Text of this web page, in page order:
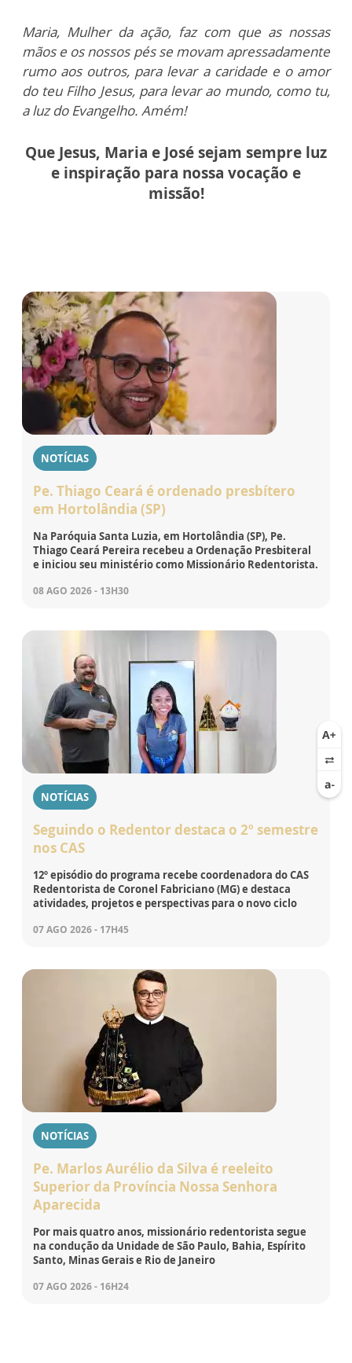
Maria, Mulher da ação, faz com que as nossas
mãos e os nossos pés se movam apressadamente
rumo aos outros, para levar a caridade e o amor
do teu Filho Jesus, para levar ao mundo, como tu,
a luz do Evangelho. Amém!
Que Jesus, Maria e José sejam sempre luz
e inspiração para nossa vocação e
missão!
NOTÍCIAS
Pe. Thiago Ceará é ordenado presbítero
em Hortolândia (SP)
Na Paróquia Santa Luzia, em Hortolândia (SP), Pe.
Thiago Ceará Pereira recebeu a Ordenação Presbiteral
e iniciou seu ministério como Missionário Redentorista.
08 AGO 2026 - 13H30
NOTÍCIAS
Seguindo o Redentor destaca o 2º semestre
nos CAS
12º episódio do programa recebe coordenadora do CAS
Redentorista de Coronel Fabriciano (MG) e destaca
atividades, projetos e perspectivas para o novo ciclo
07 AGO 2026 - 17H45
NOTÍCIAS
Pe. Marlos Aurélio da Silva é reeleito
Superior da Província Nossa Senhora
Aparecida
Por mais quatro anos, missionário redentorista segue
na condução da Unidade de São Paulo, Bahia, Espírito
Santo, Minas Gerais e Rio de Janeiro
07 AGO 2026 - 16H24